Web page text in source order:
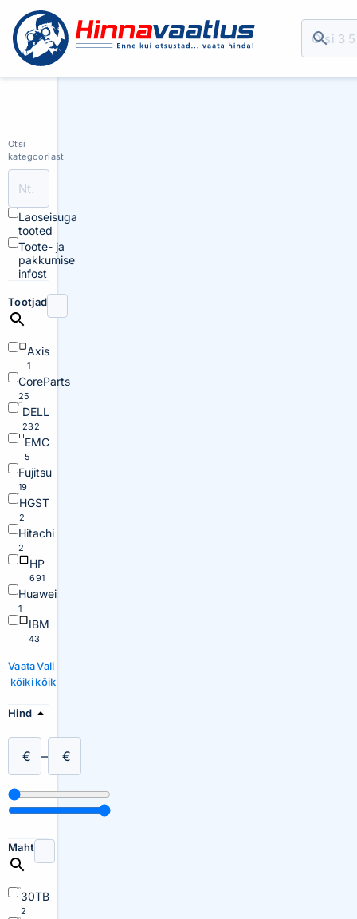
Otsi
kategooriast
Laoseisuga
tooted
Toote- ja
pakkumise
infost
Tootjad
Axis
1
CoreParts
25
DELL
232
EMC
5
Fujitsu
19
HGST
2
Hitachi
2
HP
691
Huawei
1
IBM
43
Vaata
kõiki
Vali
kõik
Hind
€ – €
Maht
30TB
2